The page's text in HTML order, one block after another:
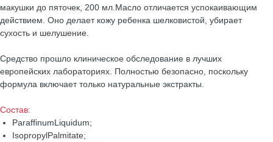
макушки до пяточек, 200 мл.Масло отличается успокаивающим
действием. Оно делает кожу ребенка шелковистой, убирает
сухость и шелушение.
Средство прошло клиническое обследование в лучших
европейских лабораториях. Полностью безопасно, поскольку
формула включает только натуральные экстракты.
Состав:
ParaffinumLiquidum;
IsopropylPalmitate;